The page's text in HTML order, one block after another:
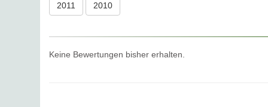
2011 2010
Keine Bewertungen bisher erhalten.